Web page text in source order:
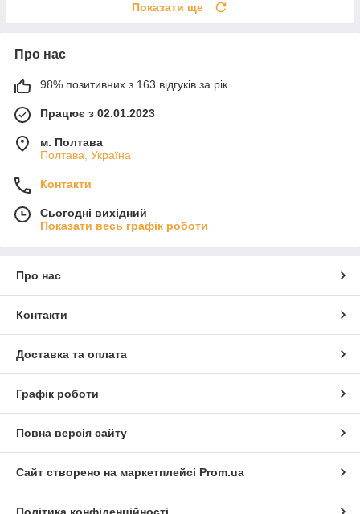
Показати ще
Про нас
98% позитивних з 163 відгуків за рік
Працює з 02.01.2023
м. Полтава
Полтава, Україна
Контакти
Сьогодні вихідний
Показати весь графік роботи
Про нас
Контакти
Доставка та оплата
Графік роботи
Повна версія сайту
Сайт створено на маркетплейсі Prom.ua